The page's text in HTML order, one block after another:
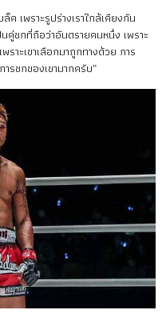
เพราะรูปร่างเราใกล้เคียงกัน
คู่ชกที่ถือว่าอันตรายคนหนึ่ง เพราะ
าะเขาเลือกมาถูกทางด้วย การ
รชกของเขามากครับ”